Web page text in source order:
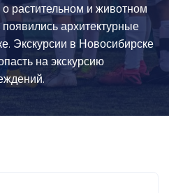
растительном и животном
архитектурные
Экскурсии в Новосибирске
на экскурсию